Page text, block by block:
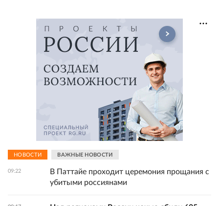
НОВОСТИ ВАЖНЫЕ НОВОСТИ
09:22
В Паттайе проходит церемония прощания с
убитыми россиянами